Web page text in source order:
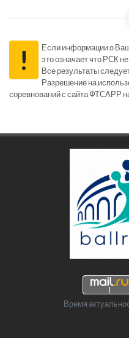
!
Если информации о
это означает что РСК
Все результаты
Разрешение на
соревнований с сайта ФТСАРР
Время